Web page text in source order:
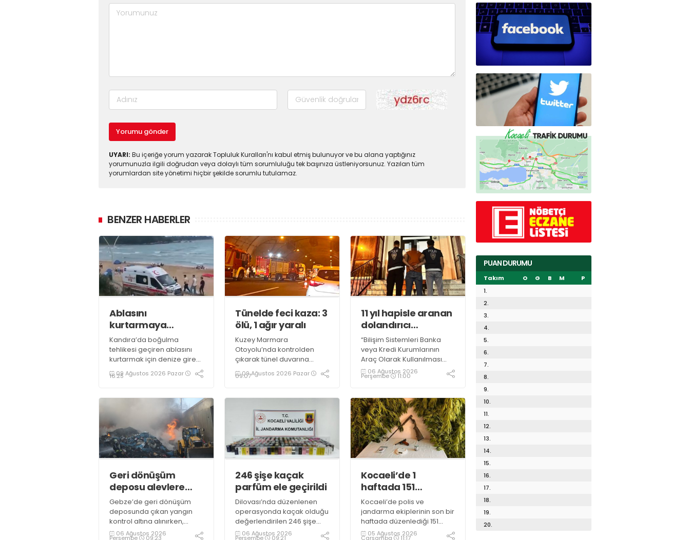
Yorumu gönder
UYARI: Bu içeriğe yorum yazarak Topluluk Kuralları'nı kabul etmiş bulunuyor ve bu alana yaptığınız
yorumunuzla ilgili doğrudan veya dolaylı tüm sorumluluğu tek başınıza üstleniyorsunuz. Yazılan tüm
yorumlardan site yönetimi hiçbir şekilde sorumlu tutulamaz.
BENZER HABERLER
Ablasını
kurtarmaya
çalışırken boğuldu
Kandıra’da boğulma
tehlikesi geçiren ablasını
kurtarmak için denize giren
19 yaşındaki genç,
kaldırıldığı hastanede
09 Ağustos 2026 Pazar
16:25
Tünelde feci kaza: 3
ölü, 1 ağır yaralı
Kuzey Marmara
Otoyolu’nda kontrolden
çıkarak tünel duvarına
çarpan hafif ticari araçtaki 3
kişi hayatını kaybetti, 1 kişi
09 Ağustos 2026 Pazar
09:07
11 yıl hapisle aranan
dolandırıcı
yakalandı
“Bilişim Sistemleri Banka
veya Kredi Kurumlarının
Araç Olarak Kullanılması
Suretiyle Dolandırıcılık”
suçundan 11 yıl 3 ay
bulunan şahıs yakalandı
06 Ağustos 2026
Perşembe 11:00
Geri dönüşüm
deposu alevlere
teslim oldu
Gebze’de geri dönüşüm
deposunda çıkan yangın
kontrol altına alınırken,
duman sebebiyle TEM ve
06 Ağustos 2026
Perşembe 09:23
246 şişe kaçak
parfüm ele geçirildi
Dilovası’nda düzenlenen
operasyonda kaçak olduğu
değerlendirilen 246 şişe
parfüm ele geçirildi
06 Ağustos 2026
Perşembe 09:21
Kocaeli’de 1
haftada 151
uyuşturucu
operasyonu
Kocaeli’de polis ve
jandarma ekiplerinin son bir
haftada düzenlediği 151
uyuşturucu operasyonunda
05 Ağustos 2026
Çarşamba 11:17
PUAN DURUMU
Takım O G B M
P
1.
2.
3.
4.
5.
6.
7.
8.
9.
10.
11.
12.
13.
14.
15.
16.
17.
18.
19.
20.